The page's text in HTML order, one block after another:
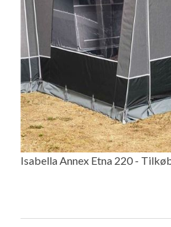
Isabella Annex Etna 220 -